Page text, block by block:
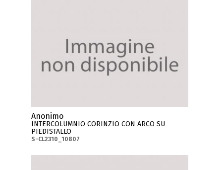
Anonimo
INTERCOLUMNIO CORINZIO CON ARCO SU
PIEDISTALLO
S-CL2310_10807